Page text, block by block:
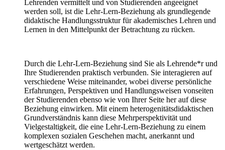
Lehrenden vermittelt und von Studierenden angeeignet
werden soll, ist die Lehr-Lern-Beziehung als grundlegende
didaktische Handlungsstruktur für akademisches Lehren und
Lernen in den Mittelpunkt der Betrachtung zu rücken.
Durch die Lehr-Lern-Beziehung sind Sie als Lehrende*r und
Ihre Studierenden praktisch verbunden. Sie interagieren auf
verschiedene Weise miteinander, wobei diverse persönliche
Erfahrungen, Perspektiven und Handlungsweisen vonseiten
der Studierenden ebenso wie von Ihrer Seite her auf diese
Beziehung einwirken. Mit einem heterogenitätsdidaktischen
Grundverständnis kann diese Mehrperspektivität und
Vielgestaltigkeit, die eine Lehr-Lern-Beziehung zu einem
komplexen sozialen Geschehen macht, anerkannt und
wertgeschätzt werden.